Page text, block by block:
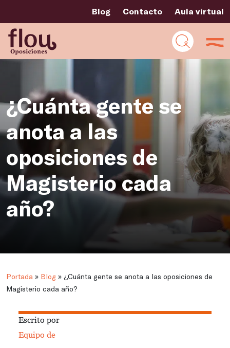
Blog Contacto Aula virtual
¿Cuánta gente se
anota a las
oposiciones de
Magisterio cada
año?
Portada » Blog » ¿Cuánta gente se anota a las oposiciones de
Magisterio cada año?
Escrito por
Equipo de